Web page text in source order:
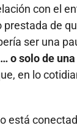
con el
de
ser una
o solo de
en lo
está